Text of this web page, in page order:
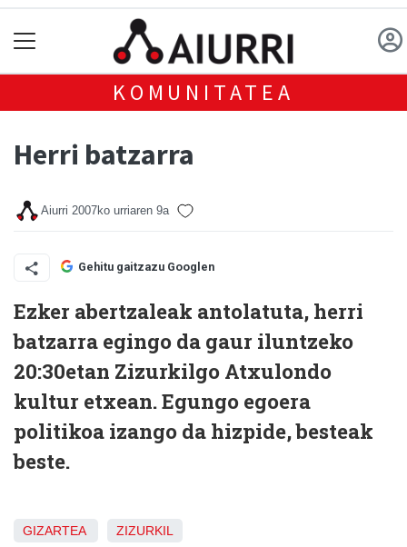
KOMUNITATEA
Herri batzarra
Aiurri 2007ko urriaren 9a
Gehitu gaitzazu Googlen
Ezker abertzaleak antolatuta, herri
batzarra egingo da gaur iluntzeko
20:30etan Zizurkilgo Atxulondo
kultur etxean. Egungo egoera
politikoa izango da hizpide, besteak
beste.
GIZARTEA ZIZURKIL